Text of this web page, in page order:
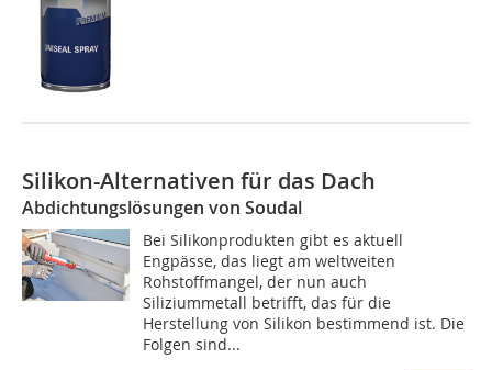
Silikon-Alternativen für das Dach
Abdichtungslösungen von Soudal
Bei Silikonprodukten gibt es aktuell
Engpässe, das liegt am weltweiten
Rohstoffmangel, der nun auch
Siliziummetall betrifft, das für die
Herstellung von Silikon bestimmend ist. Die
Folgen sind...